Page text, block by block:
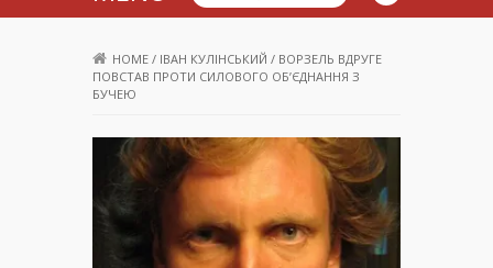
HOME / ІВАН КУЛІНСЬКИЙ / ВОРЗЕЛЬ ВДРУГЕ
ПОВСТАВ ПРОТИ СИЛОВОГО ОБ’ЄДНАННЯ З
БУЧЕЮ